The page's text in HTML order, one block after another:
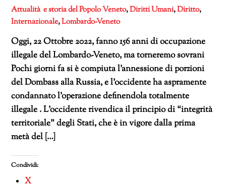
Attualità e storia del Popolo Veneto,Diritti Umani,Diritto,
Internazionale,Lombardo-Veneto
Oggi, 22 Ottobre 2022, fanno 156 anni di occupazione
illegale del Lombardo-Veneto, ma torneremo sovrani
Pochi giorni fa si è compiuta l’annessione di porzioni
del Dombass alla Russia, e l’occidente ha aspramente
condannato l’operazione definendola totalmente
illegale . L’occidente rivendica il principio di “integrità
territoriale” degli Stati, che è in vigore dalla prima
metà del […]
Condividi:
X